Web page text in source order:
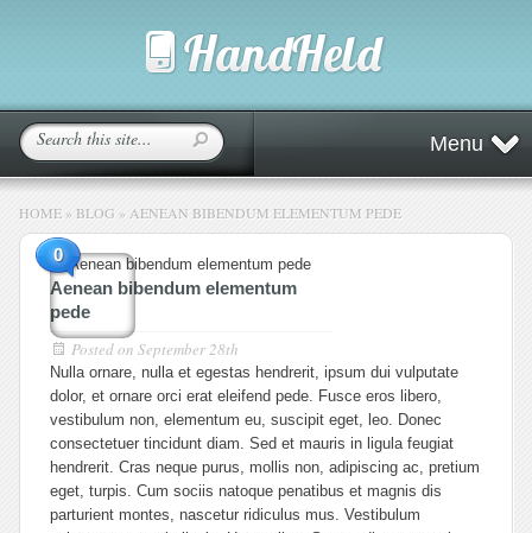
Menu
HOME » BLOG » AENEAN BIBENDUM ELEMENTUM PEDE
0
Aenean bibendum elementum
pede
Posted on September 28th
Nulla ornare, nulla et egestas hendrerit, ipsum dui vulputate
dolor, et ornare orci erat eleifend pede. Fusce eros libero,
vestibulum non, elementum eu, suscipit eget, leo. Donec
consectetuer tincidunt diam. Sed et mauris in ligula feugiat
hendrerit. Cras neque purus, mollis non, adipiscing ac, pretium
eget, turpis. Cum sociis natoque penatibus et magnis dis
parturient montes, nascetur ridiculus mus. Vestibulum